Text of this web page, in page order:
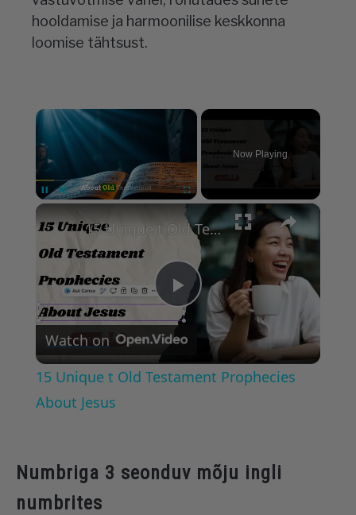
hooldamise ja harmoonilise keskkonna
loomise tähtsust.
×
Now Playing
×
Play
Video
15 Unique t Old Testament Prophecies About Jesus
Watch on
15 Unique t Old Testament Prophecies
About Jesus
Numbriga 3 seonduv mõju ingli
numbrites